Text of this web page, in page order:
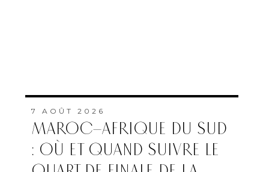
7 AOÛT 2026
MAROC–AFRIQUE DU SUD
: OÙ ET QUAND SUIVRE LE